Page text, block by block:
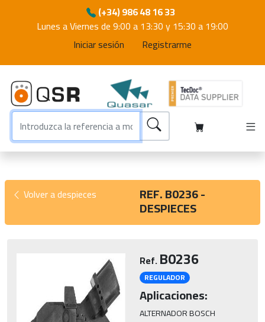
(+34) 986 48 16 33
Lunes a Viernes de 9:00 a 13:30 y 15:30 a 19:00
Iniciar sesión
Registrarme
Volver a despieces REF. B0236 -
DESPIECES
Ref.B0236
REGULADOR
Aplicaciones:
ALTERNADOR BOSCH